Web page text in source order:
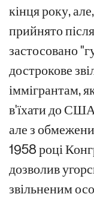
кінця року,
прийнято
застосовано
дострокове
іммігрантам,
в'їхати до
але з
1958 році
дозволив
звільненим